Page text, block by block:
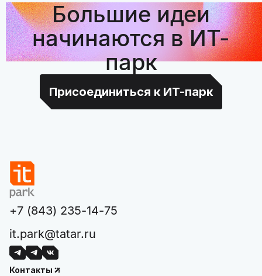
Большие идеи
начинаются в ИТ-
парк
Присоединиться к ИТ-парк
+7 (843) 235-14-75
it.park@tatar.ru
Контакты